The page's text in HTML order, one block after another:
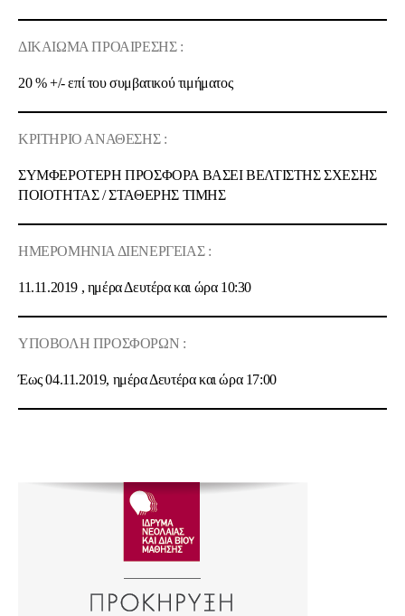
ΔΙΚΑΙΩΜΑ ΠΡΟΑΙΡΕΣΗΣ :
20 % +/-επί του συμβατικού τιμήματος
ΚΡΙΤΗΡΙΟ ΑΝΑΘΕΣΗΣ :
ΣΥΜΦΕΡΟΤΕΡΗ ΠΡΟΣΦΟΡΑ ΒΑΣΕΙ ΒΕΛΤΙΣΤΗΣ ΣΧΕΣΗΣ
ΠΟΙOΤΗΤΑΣ / ΣΤΑΘΕΡΗΣ ΤΙΜΗΣ
ΗΜΕΡΟΜΗΝΙΑ ΔΙΕΝΕΡΓΕΙΑΣ :
11.11.2019 , ημέρα Δευτέρα και ώρα 10:30
ΥΠΟΒΟΛΗ ΠΡΟΣΦΟΡΩΝ :
Έως 04.11.2019, ημέρα Δευτέρα και ώρα 17:00